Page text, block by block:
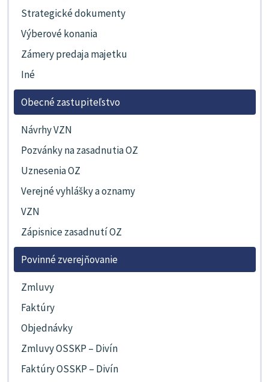
Strategické dokumenty
Výberové konania
Zámery predaja majetku
Iné
Obecné zastupiteľstvo
Návrhy VZN
Pozvánky na zasadnutia OZ
Uznesenia OZ
Verejné vyhlášky a oznamy
VZN
Zápisnice zasadnutí OZ
Povinné zverejňovanie
Zmluvy
Faktúry
Objednávky
Zmluvy OSSKP – Divín
Faktúry OSSKP – Divín